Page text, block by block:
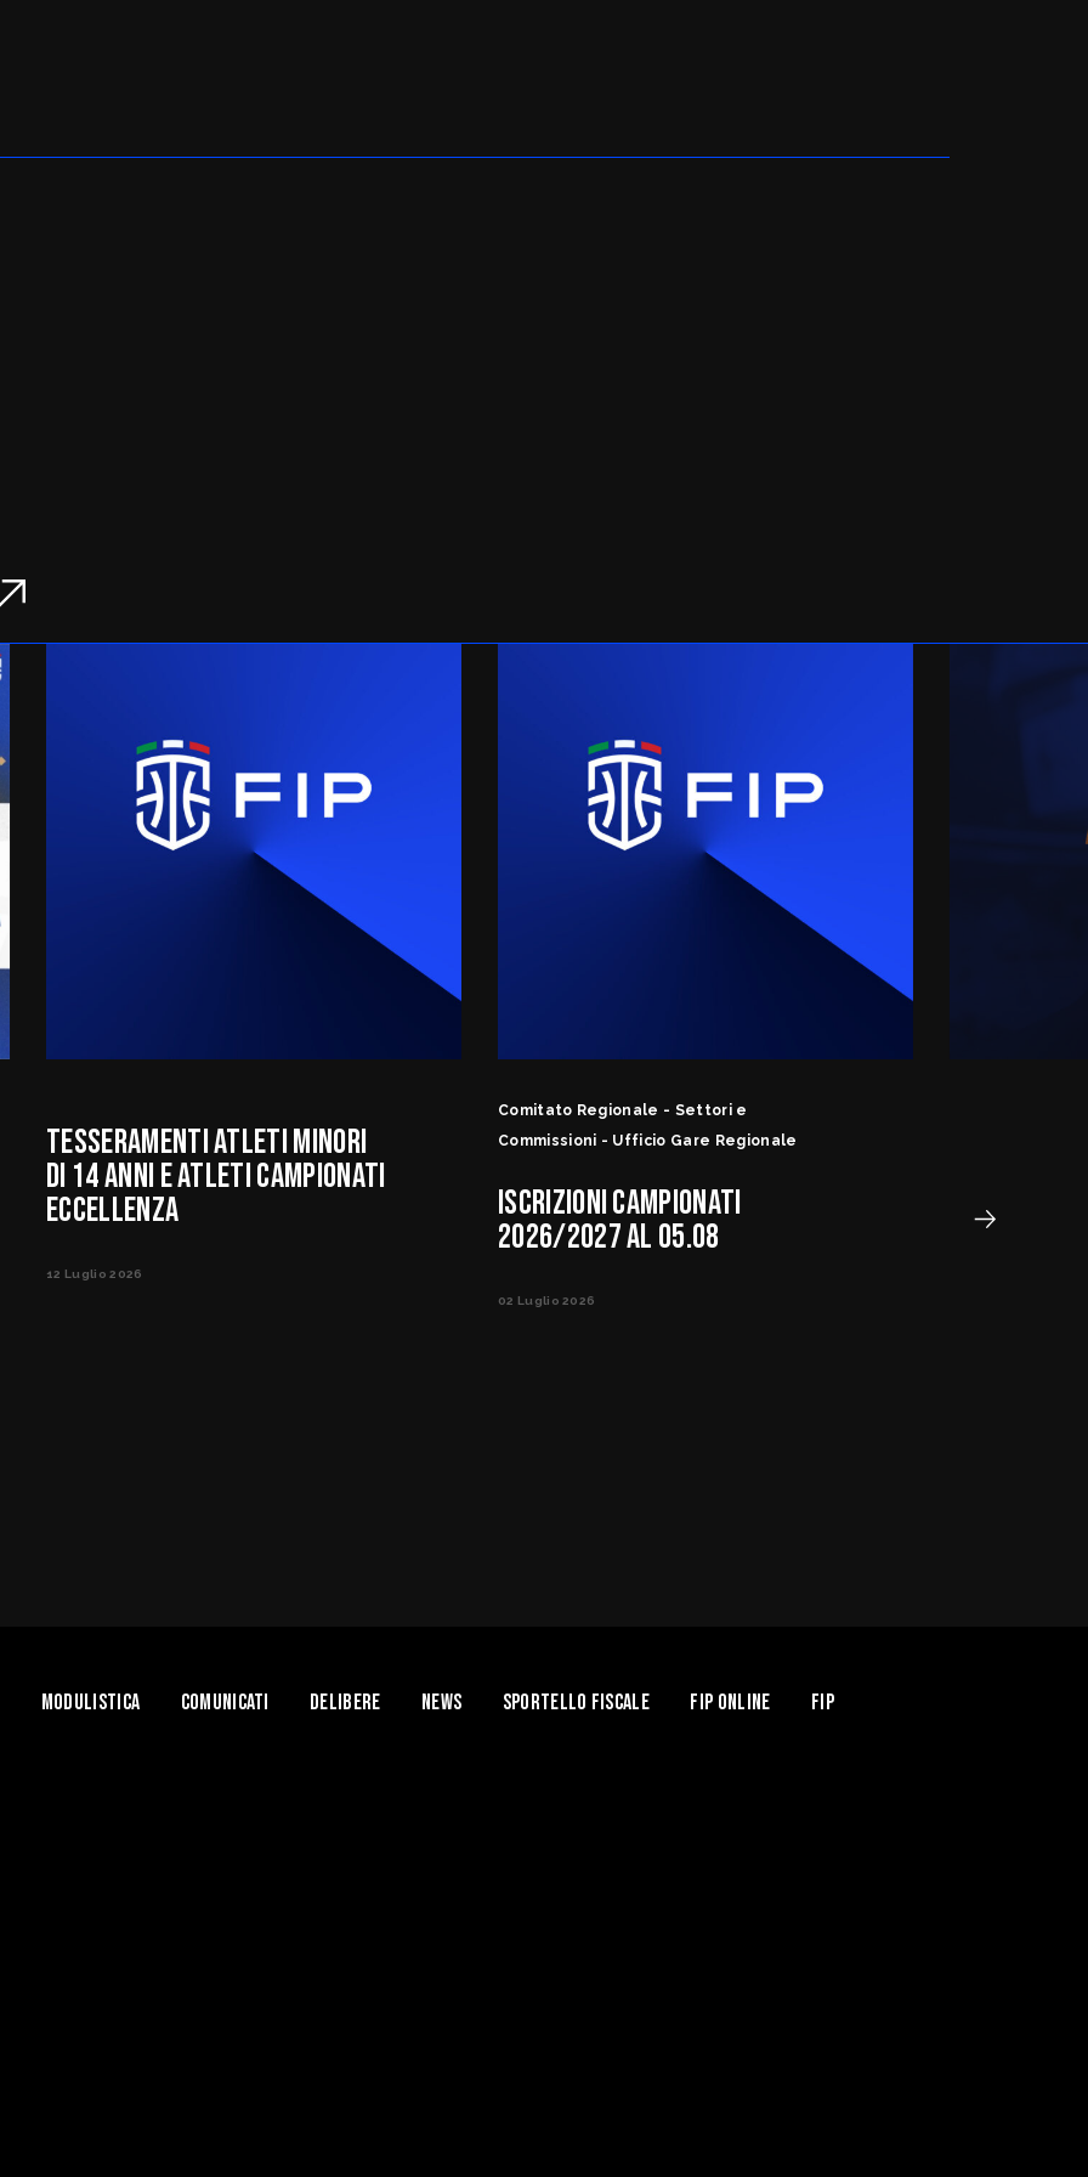
TESSERAMENTI ATLETI MINORI
DI 14 ANNI E ATLETI CAMPIONATI
ECCELLENZA
12 Luglio 2026
Comitato Regionale - Settori e
Commissioni - Ufficio Gare Regionale
ISCRIZIONI CAMPIONATI
2026/2027 AL 05.08
02 Luglio 2026
Modulistica Comunicati Delibere News Sportello Fiscale Fip Online FIP